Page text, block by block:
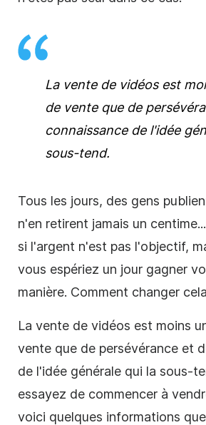
La vente de vidéos est
de vente que de
connaissance de l'idée
sous-tend.
Tous les jours, des gens
n'en retirent jamais un
si l'argent n'est pas l'objectif,
vous espériez un jour gagner
manière. Comment changer
La vente de vidéos est moins
vente que de persévérance et
de l'idée générale qui la sous-
essayez de commencer à
voici quelques informations